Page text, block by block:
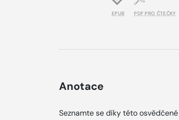
EPUB PDF PRO ČTEČKY
Anotace
Seznamte se díky této